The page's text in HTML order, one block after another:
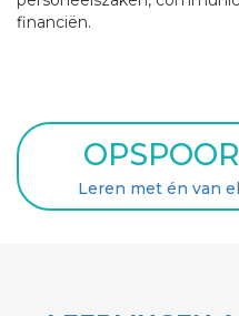
financiën.
Leren met én van